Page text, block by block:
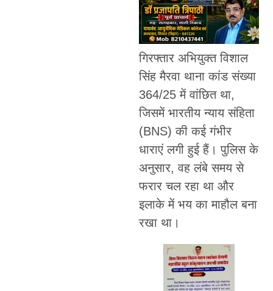
गिरफ्तार अभियुक्त विशाल
सिंह मैरवा थाना कांड संख्या
364/25 में वांछित था,
जिसमें भारतीय न्याय संहिता
(BNS) की कई गंभीर
धाराएं लगी हुई हैं। पुलिस के
अनुसार, वह लंबे समय से
फरार चल रहा था और
इलाके में भय का माहौल बना
रखा था।